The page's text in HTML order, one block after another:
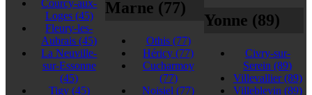
Courcy-aux-
Loges (45)
Fleury-les-
Aubrais(45)
La Neuville-
sur-Essonne
(45)
Tigy (45)
Marne (77)
Othis (77)
Héricy(77)
Cucharmoy
(77)
Noisiel(77)
Yonne (89)
Civry-sur-
Serein(89)
Villevallier(89)
Villeblevin (89)